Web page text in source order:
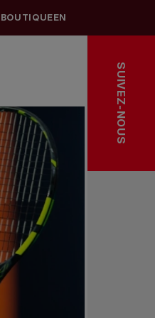
BOUTIQUEEN
SUIVEZ-NOUS